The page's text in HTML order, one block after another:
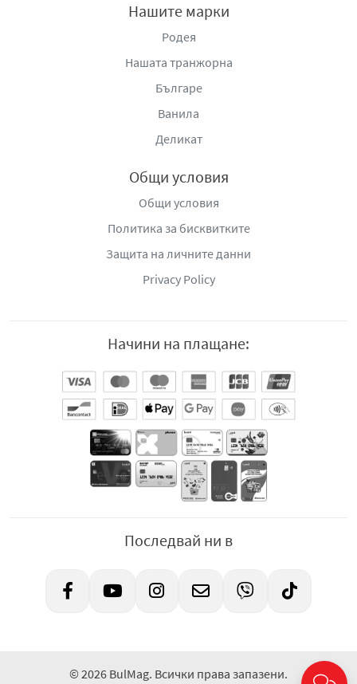
Нашите марки
Родея
Нашата транжорна
Българе
Ванила
Деликат
Общи условия
Общи условия
Политика за бисквитките
Защита на личните данни
Privacy Policy
Начини на плащане:
Последвай ни в
© 2026 BulMag. Всички права запазени.